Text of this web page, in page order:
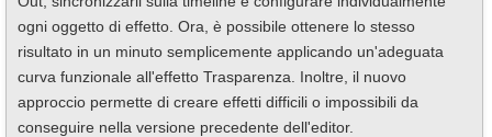
ogni oggetto di effetto. Ora, è possibile ottenere lo stesso
risultato in un minuto semplicemente applicando un'adeguata
curva funzionale all'effetto Trasparenza. Inoltre, il nuovo
approccio permette di creare effetti difficili o impossibili da
conseguire nella versione precedente dell'editor.